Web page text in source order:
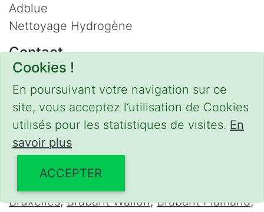
Cookies !
En poursuivant votre navigation sur ce
site, vous acceptez l’utilisation de Cookies
utilisés pour les statistiques de visites. En
savoir plus
ACCEPTER
Adblue
Nettoyage Hydrogène
Contact
Phone :0475 47 20 19
Email :mobilii@tcontact.me
Décalaminage & Régénération FAP à
domicile
Interventions urgentes sur la Belgique dans
les régions suivantes :
Bruxelles,Brabant Wallon,Brabant Flamand,